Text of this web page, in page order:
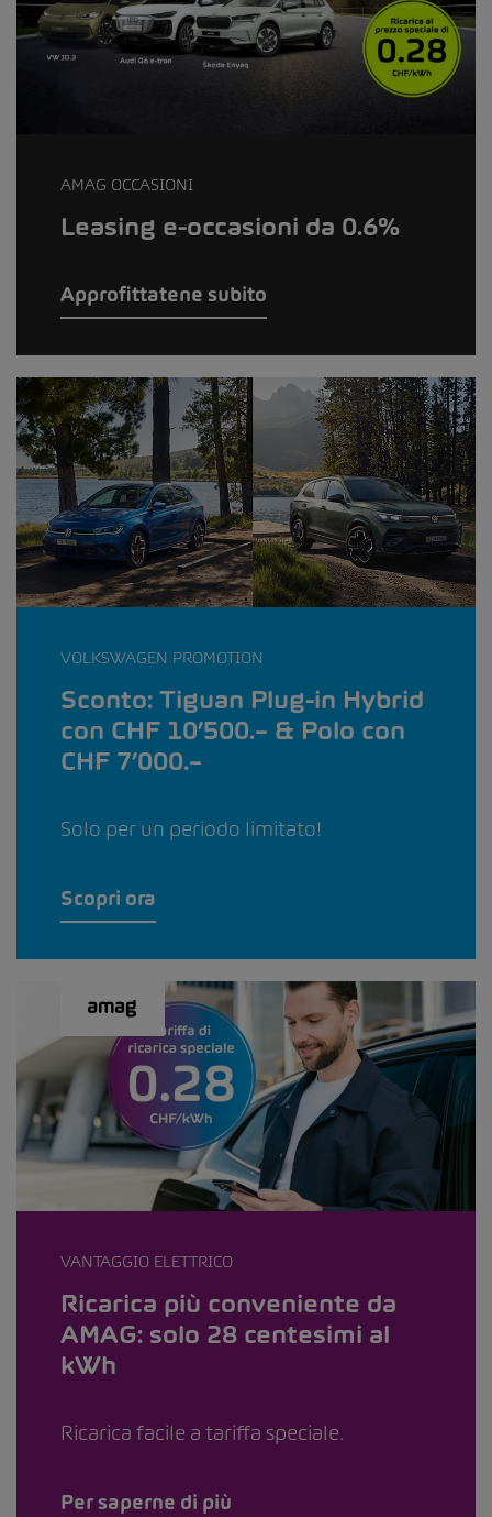
AMAG OCCASIONI
Leasing e-occasioni da 0.6%
Approfittatene subito
VOLKSWAGEN PROMOTION
Sconto: Tiguan Plug-in Hybrid
con CHF 10’500.– & Polo con
CHF 7’000.–
Solo per un periodo limitato!
Scopri ora
VANTAGGIO ELETTRICO
Ricarica più conveniente da
AMAG: solo 28 centesimi al
kWh
Ricarica facile a tariffa speciale.
Per saperne di più